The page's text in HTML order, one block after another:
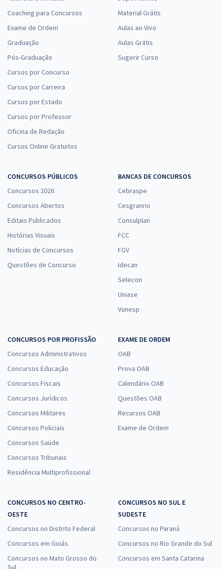
Coaching para Concursos
Exame de Ordem
Graduação
Pós-Graduação
Cursos por Concurso
Cursos por Carreira
Cursos por Estado
Cursos por Professor
Oficina de Redação
Cursos Online Gratuitos
Material Grátis
Aulas ao Vivo
Aulas Grátis
Sugerir Curso
CONCURSOS PÚBLICOS
Concursos 2026
Concursos Abertos
Editais Publicados
Histórias Visuais
Notícias de Concursos
Questões de Concurso
BANCAS DE CONCURSOS
Cebraspe
Cesgranrio
Consulplan
FCC
FGV
Idecan
Selecon
Uniase
Vunesp
CONCURSOS POR PROFISSÃO
Concursos Administrativos
Concursos Educação
Concursos Fiscais
Concursos Jurídicos
Concursos Militares
Concursos Policiais
Concursos Saúde
Concursos Tribunais
Residência Multiprofissional
EXAME DE ORDEM
OAB
Prova OAB
Calendário OAB
Questões OAB
Recursos OAB
Exame de Ordem
CONCURSOS NO CENTRO-
OESTE
Concursos no Distrito Federal
Concursos em Goiás
Concursos no Mato Grosso do
Sul
CONCURSOS NO SUL E
SUDESTE
Concursos no Paraná
Concursos no Rio Grande do Sul
Concursos em Santa Catarina